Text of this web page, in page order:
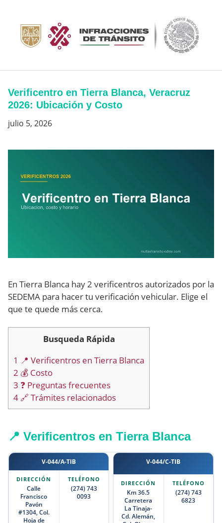
contenido
Verificentro en Tierra Blanca, Veracruz
2026: Ubicación y Costo
julio 5, 2026
En Tierra Blanca hay 2 verificentros autorizados por la
SEDEMA para hacer tu verificación vehicular. Elige el
que te quede más cerca.
Busqueda Rápida
1 📍 Verificentros en Tierra Blanca
2 💰 Costo
3 ❓ Preguntas frecuentes
4 🔗 Trámites relacionados
📍 Verificentros en Tierra Blanca
V-044/A-TIB
Calle
Francisco
Pavón
#1304, Col.
Hoja de
(274) 743
0093
V-044/C-TIB
Km 36.5
Carretera
La Tinaja-
Cd. Alemán,
(274) 743
6823